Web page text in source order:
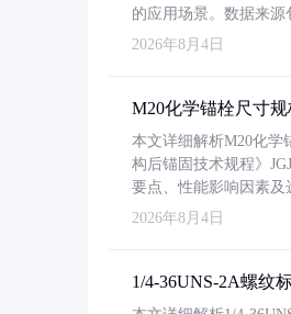
的应用场景。数据来源
2026年8月4日
M20化学锚栓尺寸
本文详细解析M20化学
构后锚固技术规程》
要点、性能影响因素及
2026年8月4日
1/4-36UNS-2A螺纹